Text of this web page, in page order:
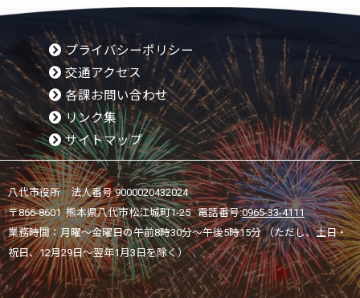
プライバシーポリシー
交通アクセス
各課お問い合わせ
リンク集
サイトマップ
八代市役所 法人番号 9000020432024
〒866-8601 熊本県八代市松江城町1-25 電話番号:0965-33-4111
業務時間：月曜～金曜日の午前8時30分～午後5時15分 （ただし、土日・
祝日、12月29日～翌年1月3日を除く）